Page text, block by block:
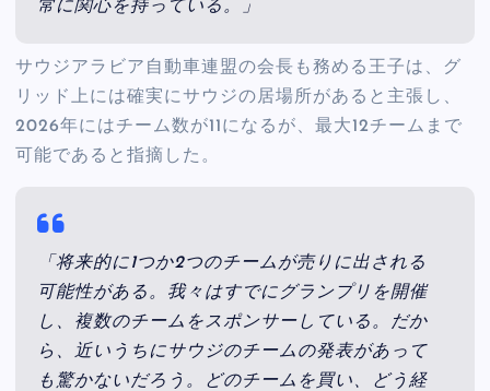
常に関心を持っている。」
サウジアラビア自動車連盟の会長も務める王子は、グ
リッド上には確実にサウジの居場所があると主張し、
2026年にはチーム数が11になるが、最大12チームまで
可能であると指摘した。
「将来的に1つか2つのチームが売りに出される
可能性がある。我々はすでにグランプリを開催
し、複数のチームをスポンサーしている。だか
ら、近いうちにサウジのチームの発表があって
も驚かないだろう。どのチームを買い、どう経